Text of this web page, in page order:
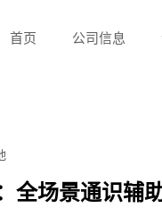
首页 公司信息
全场景通识辅